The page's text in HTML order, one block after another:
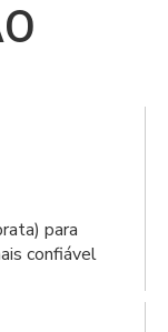
para
confiável